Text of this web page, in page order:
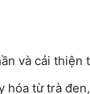
và cải thiện
hóa từ trà